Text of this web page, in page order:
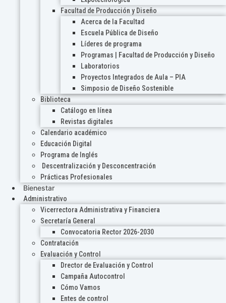
Facultad de Producción y Diseño
Acerca de la Facultad
Escuela Pública de Diseño
Líderes de programa
Programas | Facultad de Producción y Diseño
Laboratorios
Proyectos Integrados de Aula – PIA
Simposio de Diseño Sostenible
Biblioteca
Catálogo en línea
Revistas digitales
Calendario académico
Educación Digital
Programa de Inglés
Descentralización y Desconcentración
Prácticas Profesionales
Bienestar
Administrativo
Vicerrectora Administrativa y Financiera
Secretaría General
Convocatoria Rector 2026-2030
Contratación
Evaluación y Control
Drector de Evaluación y Control
Campaña Autocontrol
Cómo Vamos
Entes de control